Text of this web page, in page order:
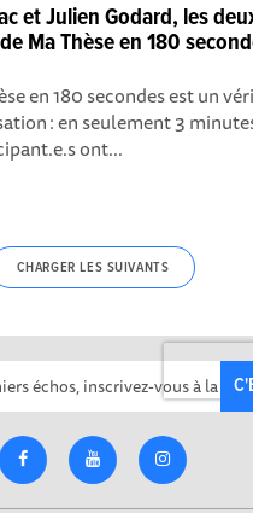
et Julien Godard, les
Ma Thèse en 180
en 180 secondes est un
: en seulement 3
ont...
CHARGER LES SUIVANTS